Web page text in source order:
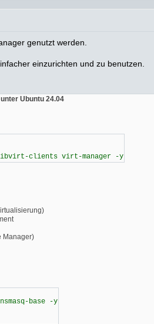
genutzt werden.
einzurichten und zu benutzen.
Ubuntu 24.04
libvirt-clients virt-manager -y
Manager)
base -y